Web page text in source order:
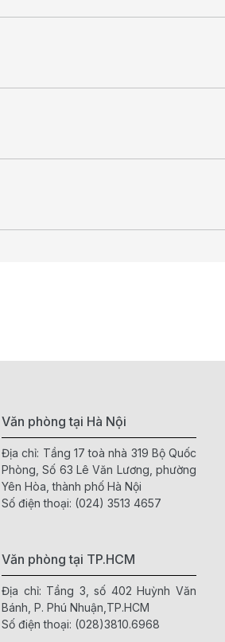
Văn phòng tại Hà Nội
Địa chỉ: Tầng 17 toà nhà 319 Bộ Quốc
Phòng, Số 63 Lê Văn Lương, phường
Yên Hòa, thành phố Hà Nội
Số điện thoại: (024) 3513 4657
Văn phòng tại TP.HCM
Địa chỉ: Tầng 3, số 402 Huỳnh Văn
Bánh, P. Phú Nhuận,TP.HCM
Số điện thoại: (028)3810.6968